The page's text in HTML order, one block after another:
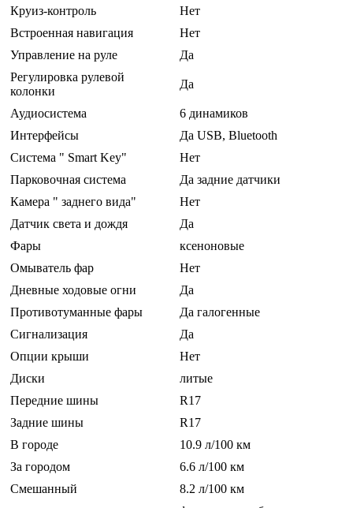
Круиз-контроль
Нет
Встроенная навигация
Нет
Управление на руле
Да
Регулировка рулевой
колонки
Да
Аудиосистема
6 динамиков
Интерфейсы
Да USB, Bluetooth
Система " Smart Key"
Нет
Парковочная система
Да задние датчики
Камера " заднего вида"
Нет
Датчик света и дождя
Да
Фары
ксеноновые
Омыватель фар
Нет
Дневные ходовые огни
Да
Противотуманные фары
Да галогенные
Сигнализация
Да
Опции крыши
Нет
Диски
литые
Передние шины
R17
Задние шины
R17
В городе
10.9 л/100 км
За городом
6.6 л/100 км
Смешанный
8.2 л/100 км